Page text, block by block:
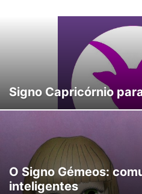
Signo Capricórnio
O Signo Gémeos:
inteligentes